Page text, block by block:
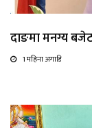
दाङमा मनग्य बजेट
1 महिना अगाडि